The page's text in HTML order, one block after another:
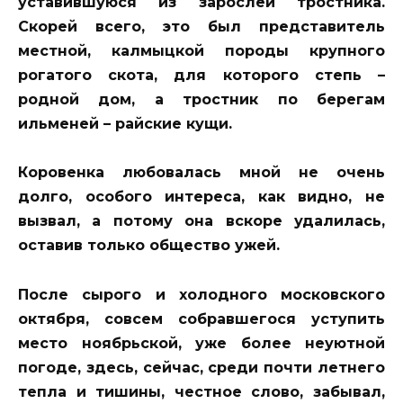
Скорей всего, это был представитель
местной, калмыцкой породы крупного
рогатого скота, для которого степь –
родной дом, а тростник по берегам
ильменей – райские кущи.
Коровенка любовалась мной не очень
долго, особого интереса, как видно, не
вызвал, а потому она вскоре удалилась,
оставив только общество ужей.
После сырого и холодного московского
октября, совсем собравшегося уступить
место ноябрьской, уже более неуютной
погоде, здесь, сейчас, среди почти летнего
тепла и тишины, честное слово, забывал,